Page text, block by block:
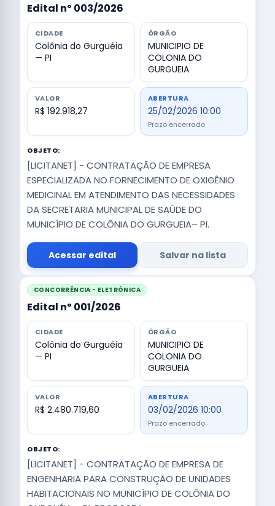
Edital nº 003/2026
CIDADE
Colônia do Gurguéia
— PI
ÓRGÃO
MUNICIPIO DE
COLONIA DO
GURGUEIA
VALOR
R$ 192.918,27
ABERTURA
25/02/2026 10:00
Prazo encerrado
OBJETO:
[LICITANET] - CONTRATAÇÃO DE EMPRESA
ESPECIALIZADA NO FORNECIMENTO DE OXIGÊNIO
MEDICINAL EM ATENDIMENTO DAS NECESSIDADES
DA SECRETARIA MUNICIPAL DE SAÚDE DO
MUNICÍPIO DE COLÔNIA DO GURGUEIA– PI.
Acessar edital Salvar na lista
CONCORRÊNCIA - ELETRÔNICA
Edital nº 001/2026
CIDADE
Colônia do Gurguéia
— PI
ÓRGÃO
MUNICIPIO DE
COLONIA DO
GURGUEIA
VALOR
R$ 2.480.719,60
ABERTURA
03/02/2026 10:00
Prazo encerrado
OBJETO:
[LICITANET] - CONTRATAÇÃO DE EMPRESA DE
ENGENHARIA PARA CONSTRUÇÃO DE UNIDADES
HABITACIONAIS NO MUNICÍPIO DE COLÔNIA DO